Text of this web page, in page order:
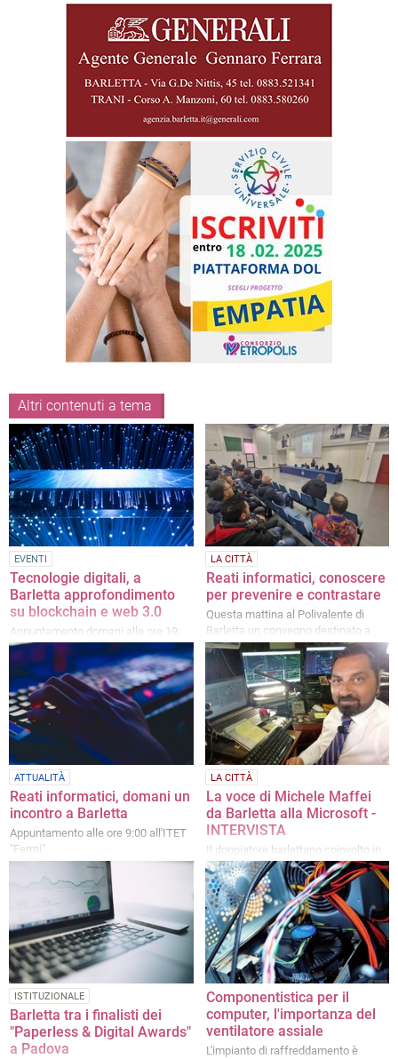
Altri contenuti a tema
EVENTI
Tecnologie digitali, a
Barletta approfondimento
su blockchain e web 3.0
Appuntamento domani alle ore 19:
ingresso libero
LA CITTÀ
Reati informatici, conoscere
per prevenire e contrastare
Questa mattina al Polivalente di
Barletta un convegno destinato a
forze dell’ordine e studenti
ATTUALITÀ
Reati informatici, domani un
incontro a Barletta
Appuntamento alle ore 9:00 all'ITET
"Fermi"
LA CITTÀ
La voce di Michele Maffei
da Barletta alla Microsoft -
INTERVISTA
Il doppiatore barlettano coinvolto in
un progetto sulle voci artificiali
ISTITUZIONALE
Barletta tra i finalisti dei
"Paperless & Digital Awards"
a Padova
Componentistica per il
computer, l'importanza del
ventilatore assiale
L'impianto di raffreddamento è